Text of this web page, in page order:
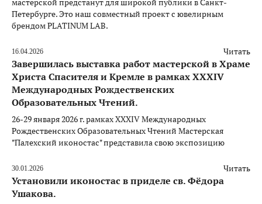
Петербурге. Это наш совместный проект с ювелирным
брендом PLATINUM LAB.
16.04.2026 Читать
Завершилась выставка работ мастерской в Храме
Христа Спасителя и Кремле в рамках XXXIV
Международных Рождественских
Образовательных Чтений.
26-29 января 2026 г. рамках XXXIV Международных
Рождественских Образовательных Чтений Мастерская
"Палехский иконостас" представила свою экспозицию
30.01.2026 Читать
Установили иконостас в приделе св. Фёдора
Ушакова.